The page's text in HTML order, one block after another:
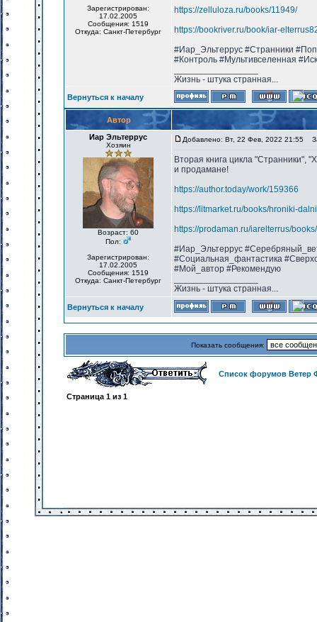
Зарегистрирован:
17.02.2005
Сообщения: 1519
Откуда: Санкт-Петербург
https://zelluloza.ru/books/11949/
https://bookriver.ru/book/iar-
#Иар_Эльтеррус #Странники
#Контроль #Мультивселенная
Жизнь - штука странная...
Вернуться к началу
Автор
Иар Эльтеррус
Хозяин
Возраст: 60
Пол:
Зарегистрирован:
17.02.2005
Сообщения: 1519
Откуда: Санкт-Петербург
Добавлено: Вт, 22 Фев, 2022 21:55
Вторая книга цикла "Странники",
и продамане!
https://author.today/work/159366
https://litmarket.ru/books/hroniki-
https://prodaman.ru/iarelterrus/
#Иар_Эльтеррус
#Социальная_фантастика
#Мой_автор #Рекомендую
Жизнь - штука странная...
Вернуться к началу
Показать сообщения:
Список форумов Ветер
Страница 1 из 1